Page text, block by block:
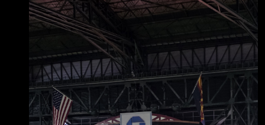
度、打線完成度以及全國大賽經 驗仍占優勢，
我認為新田前半段有能力咬住，但進入中後段後
花卷東的陣容深度會逐漸顯 現